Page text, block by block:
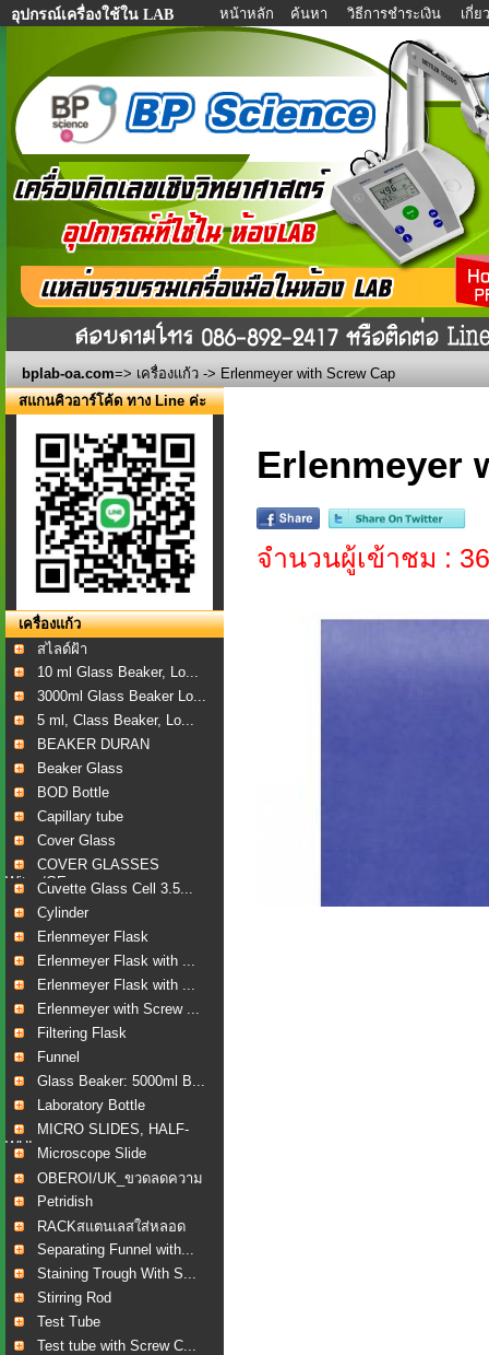
อุปกรณ์เครื่องใช้ใน LAB หน้าหลัก ค้นหา วิธีการชำระเงิน เกี่ย
bplab-oa.com=> เครื่องแก้ว -> Erlenmeyer with Screw Cap
สแกนคิวอาร์โค้ด ทาง Line ค่ะ
เครื่องแก้ว
สไลด์ฝ้า
10 ml Glass Beaker, Lo...
3000ml Glass Beaker Lo...
5 ml, Class Beaker, Lo...
BEAKER DURAN
Beaker Glass
BOD Bottle
Capillary tube
Cover Glass
COVER GLASSES
Witeg/GE...
Cuvette Glass Cell 3.5...
Cylinder
Erlenmeyer Flask
Erlenmeyer Flask with ...
Erlenmeyer Flask with ...
Erlenmeyer with Screw ...
Filtering Flask
Funnel
Glass Beaker: 5000ml B...
Laboratory Bottle
MICRO SLIDES, HALF-
WHI...Microscope Slide
OBEROI/UK_ขวดลดความ
ดัน...
Petridish
RACKสแตนเลสใส่หลอด
เลือ...Separating Funnel with...
Staining Trough With S...
Stirring Rod
Test Tube
Test tube with Screw C...
Erlenmeyer
จำนวนผู้เข้าชม :